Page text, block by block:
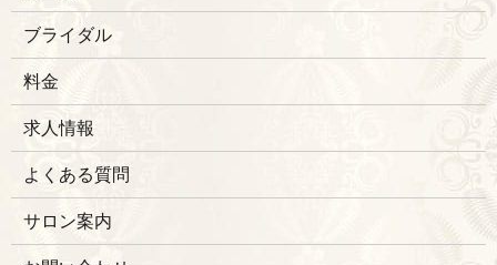
ブライダル
料金
求人情報
よくある質問
サロン案内